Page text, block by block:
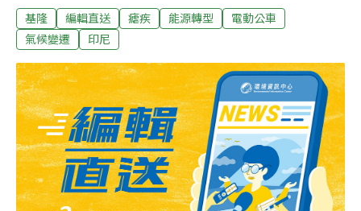
飼養情形。（中央社報導）基隆擬2年採購164輛電動公車
交通部允協助基隆市公車老舊常拋錨，引發民怨，基隆市
陳世凱21日說，對市府所提此項採購案，符合公共運輸減
碳政策，交通部將大力協助。（中央社報導）業者將油脂
排入污水管致阻塞 高市府：不定期抽查
基隆 編輯直送 瘧疾 能源轉型
電動公車
氣候變遷
印尼